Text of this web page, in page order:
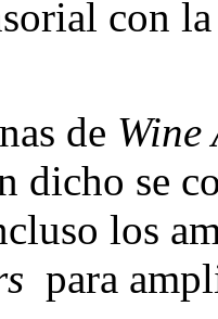
con
de Wine
dicho se
los
para